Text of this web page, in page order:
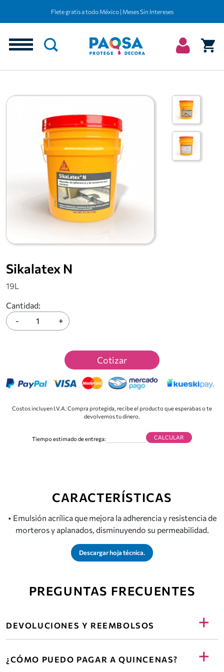
Flete gratis a todo México | Meses Sin Intereses
Sikalatex N
19L
Cantidad:
-
+
Cotizar
Costos incluyen I.V.A. Compra protegida, recibe el producto que esperabas o te
devolvemos tu dinero.
Tiempo estimado de entrega: CALCULAR
CARACTERÍSTICAS
• Emulsión acrílica que mejora la adherencia y resistencia de
morteros y aplanados, disminuyendo su permeabilidad.
Descargar hoja técnica.
PREGUNTAS FRECUENTES
DEVOLUCIONES Y REEMBOLSOS +
Contamos con garantía de servicio, puedes leer aquí
en el producto o errores de envío.
¿CÓMO PUEDO PAGAR A QUINCENAS? +